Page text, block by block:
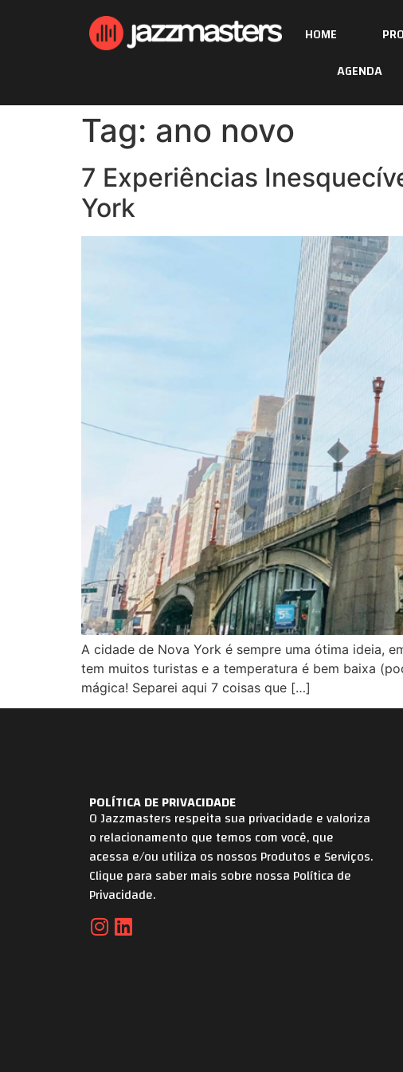
HOME
AGENDA
Tag: ano novo
7 Experiências
York
A cidade de Nova York é sempre uma ótima ideia,
tem muitos turistas e a temperatura é bem baixa
mágica! Separei aqui 7 coisas que […]
POLÍTICA DE PRIVACIDADE
O Jazzmasters respeita sua privacidade e valoriza
o relacionamento que temos com você, que
acessa e/ou utiliza os nossos Produtos e Serviços.
Clique para saber mais sobre nossa Política de
Privacidade.